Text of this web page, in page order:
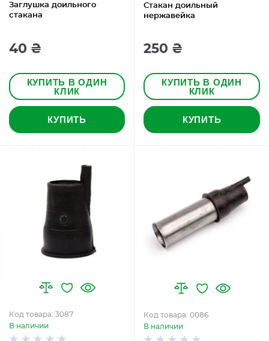
Заглушка доильного
стакана
40 ₴
КУПИТЬ В ОДИН
КЛИК
КУПИТЬ
Стакан доильный
нержавейка
250 ₴
КУПИТЬ В ОДИН
КЛИК
КУПИТЬ
Код товара: 3087
В наличии
Код товара: 0086
В наличии